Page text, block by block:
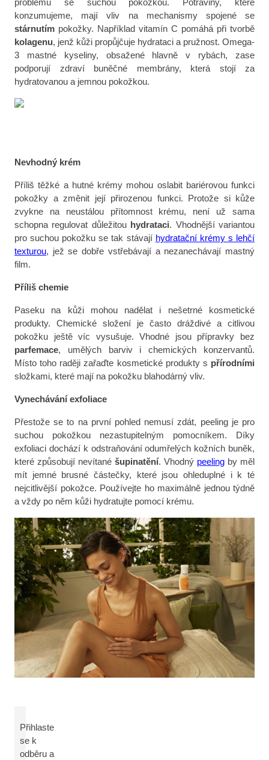
konzumujeme, mají vliv na mechanismy spojené se
stárnutím pokožky. Například vitamín C pomáhá při tvorbě
kolagenu, jenž kůži propůjčuje hydrataci a pružnost. Omega-
3 mastné kyseliny, obsažené hlavně v rybách, zase
podporují zdraví buněčné membrány, která stojí za
hydratovanou a jemnou pokožkou.
Nevhodný krém
Příliš těžké a hutné krémy mohou oslabit bariérovou funkci
pokožky a změnit její přirozenou funkci. Protože si kůže
zvykne na neustálou přítomnost krému, není už sama
schopna regulovat důležitou hydrataci. Vhodnější variantou
pro suchou pokožku se tak stávají hydratační krémy s lehčí
texturou, jež se dobře vstřebávají a nezanechávají mastný
film.
Příliš chemie
Paseku na kůži mohou nadělat i nešetrné kosmetické
produkty. Chemické složení je často dráždivé a citlivou
pokožku ještě víc vysušuje. Vhodné jsou přípravky bez
parfemace, umělých barviv i chemických konzervantů.
Místo toho raději zařaďte kosmetické produkty s přírodními
složkami, které mají na pokožku blahodárný vliv.
Vynechávání exfoliace
Přestože se to na první pohled nemusí zdát, peeling je pro
suchou pokožkou nezastupitelným pomocníkem. Díky
exfoliaci dochází k odstraňování odumřelých kožních buněk,
které způsobují nevítané šupinatění. Vhodný peeling by měl
mít jemné brusné částečky, které jsou ohleduplné i k té
nejcitlivější pokožce. Používejte ho maximálně jednou týdně
a vždy po něm kůži hydratujte pomocí krému.
Přihlaste
se k
odběru a